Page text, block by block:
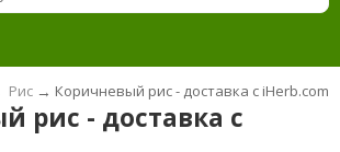
Рис → Коричневый рис - доставка с iHerb.com
рис - доставка с